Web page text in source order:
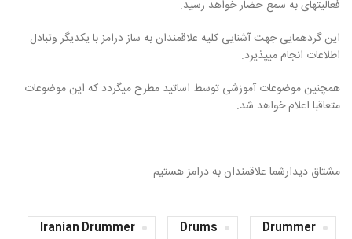
فعالیتهای به سمع حضار خواهد رسید.
این گردهمایی جهت آشنایی کلیه علاقمندان به ساز درامز با یکدیگر وتبادل
اطلاعات انجام میپذیرد.
همچنین موضوعات آموزشی توسط اساتید مطرح میگردد که این موضوعات
متعاقبا اعلام خواهد شد.
مشتاق دیدارشما علاقمندان به درامز هستیم……
Drummer
Drums
Iranian Drummer